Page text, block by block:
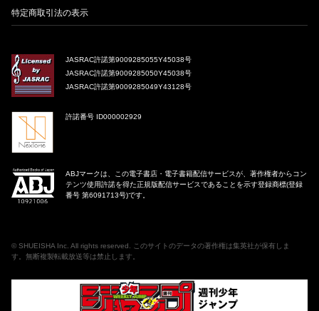
特定商取引法の表示
JASRAC許諾第9009285055Y45038号
JASRAC許諾第9009285050Y45038号
JASRAC許諾第9009285049Y43128号
許諾番号 ID000002929
ABJマークは、この電子書店・電子書籍配信サービスが、著作権者からコン
テンツ使用許諾を得た正規版配信サービスであることを示す登録商標(登録
番号 第6091713号)です。
© SHUEISHA Inc. All rights reserved. このサイトのデータの著作権は集英社が保有しま
す。無断複製転載放送等は禁止します。